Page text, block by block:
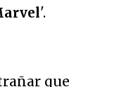
'.
que